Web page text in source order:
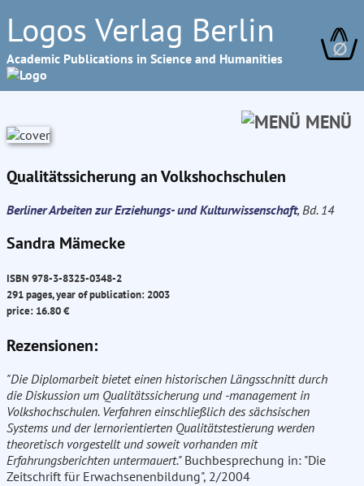
Logos Verlag Berlin
Academic Publications in Science and Humanities ∅
MENÜ
Qualitätssicherung an Volkshochschulen
Berliner Arbeiten zur Erziehungs- und Kulturwissenschaft, Bd. 14
Sandra Mämecke
ISBN 978-3-8325-0348-2
291 pages, year of publication: 2003
price: 16.80 €
Rezensionen:
"Die Diplomarbeit bietet einen historischen Längsschnitt durch
die Diskussion um Qualitätssicherung und -management in
Volkshochschulen. Verfahren einschließlich des sächsischen
Systems und der lernorientierten Qualitätstestierung werden
theoretisch vorgestellt und soweit vorhanden mit
Erfahrungsberichten untermauert." Buchbesprechung in: "Die
Zeitschrift für Erwachsenenbildung", 2/2004